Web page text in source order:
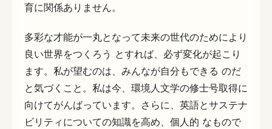
育に関係ありません。
多彩な才能が一丸となって未来の世代のためにより
良い世界をつくろう とすれば、必ず変化が起こり
ます。私が望むのは、みんなが自分もできる のだ
と気づくこと。私は今、環境人文学の修士号取得に
向けてがんばっています。さらに、英語とサステナ
ビリティについての知識を高め、個人的 なもので